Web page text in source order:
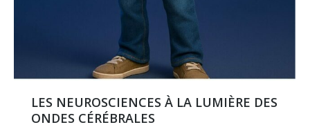
LES NEUROSCIENCES À LA LUMIÈRE DES
ONDES CÉRÉBRALES